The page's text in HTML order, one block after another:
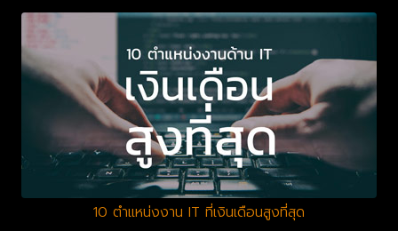
10 ตำแหน่งงาน IT ที่เงินเดือนสูงที่สุด